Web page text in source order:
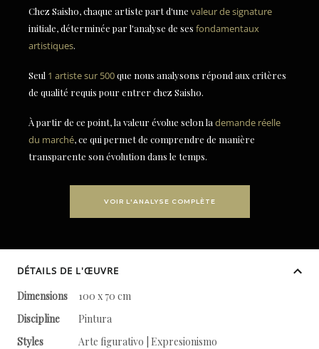
Chez Saisho, chaque artiste part d'une valeur de signature
initiale, déterminée par l'analyse de ses fondamentaux
artistiques.
Seul 1 artiste sur 500que nous analysons répond aux critères
de qualité requis pour entrer chez Saisho.
À partir de ce point, la valeur évolue selon la demande réelle
du marché, ce qui permet de comprendre de manière
transparente son évolution dans le temps.
VOIR L'ANALYSE COMPLÈTE
DÉTAILS DE L'ŒUVRE
Dimensions
100 x 70 cm
Discipline
Pintura
Styles
Arte figurativo | Expresionismo